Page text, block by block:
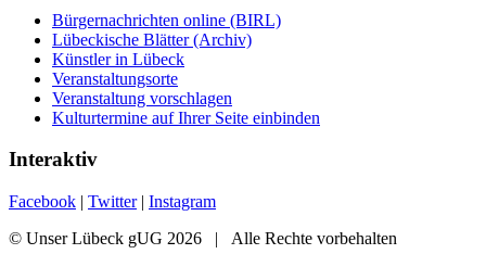
Bürgernachrichten online (BIRL)
Lübeckische Blätter (Archiv)
Künstler in Lübeck
Veranstaltungsorte
Veranstaltung vorschlagen
Kulturtermine auf Ihrer Seite einbinden
Interaktiv
Facebook | Twitter| Instagram
© Unser Lübeck gUG 2026 | Alle Rechte vorbehalten